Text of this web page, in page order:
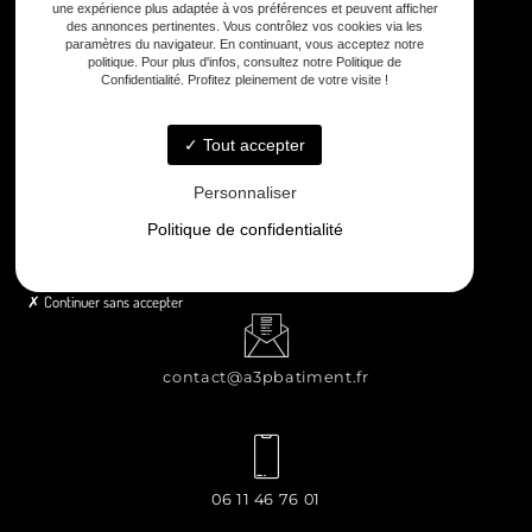
8 rue Principale Le Chiron, 17510 Néré
contact@a3pbatiment.fr
06 11 46 76 01
une expérience plus adaptée à vos préférences et peuvent afficher
des annonces pertinentes. Vous contrôlez vos cookies via les
paramètres du navigateur. En continuant, vous acceptez notre
politique. Pour plus d'infos, consultez notre Politique de
Confidentialité. Profitez pleinement de votre visite !
Tout accepter
Personnaliser
Politique de confidentialité
Continuer sans accepter